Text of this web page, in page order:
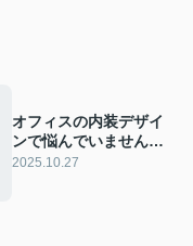
オフィスの内装デザイ
ンで悩んでいません
か？探している方に役
2025.10.27